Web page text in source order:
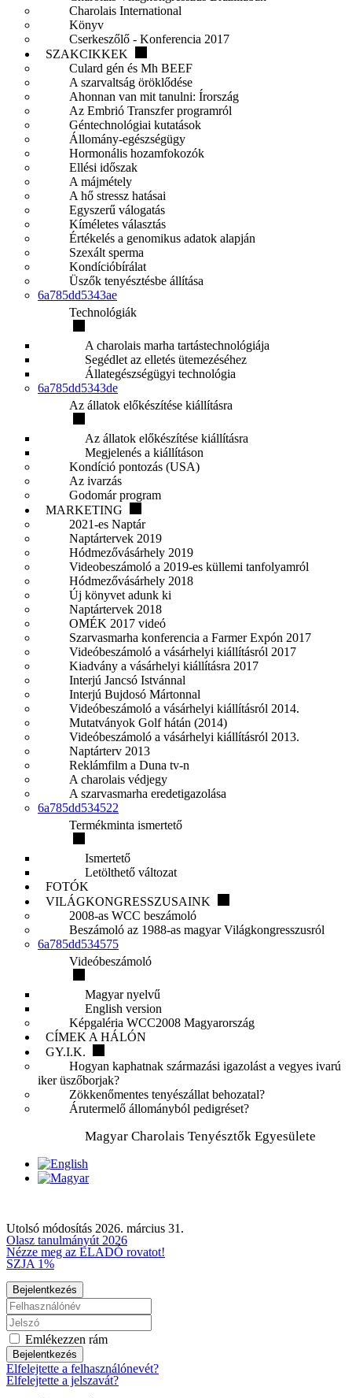
Charolais International
Könyv
Cserkeszőlő - Konferencia 2017
SZAKCIKKEK
Culard gén és Mh BEEF
A szarvaltság öröklődése
Ahonnan van mit tanulni: Írország
Az Embrió Transzfer programról
Géntechnológiai kutatások
Állomány-egészségügy
Hormonális hozamfokozók
Ellési időszak
A májmétely
A hő stressz hatásai
Egyszerű válogatás
Kíméletes választás
Értékelés a genomikus adatok alapján
Szexált sperma
Kondícióbírálat
Üszők tenyésztésbe állítása
6a785dd5343ae
Technológiák
A charolais marha tartástechnológiája
Segédlet az elletés ütemezéséhez
Állategészségügyi technológia
6a785dd5343de
Az állatok előkészítése kiállításra
Az állatok előkészítése kiállításra
Megjelenés a kiállításon
Kondíció pontozás (USA)
Az ivarzás
Godomár program
MARKETING
2021-es Naptár
Naptártervek 2019
Hódmezővásárhely 2019
Videobeszámoló a 2019-es küllemi tanfolyamról
Hódmezővásárhely 2018
Új könyvet adunk ki
Naptártervek 2018
OMÉK 2017 videó
Szarvasmarha konferencia a Farmer Expón 2017
Videóbeszámoló a vásárhelyi kiállításról 2017
Kiadvány a vásárhelyi kiállításra 2017
Interjú Jancsó Istvánnal
Interjú Bujdosó Mártonnal
Videóbeszámoló a vásárhelyi kiállításról 2014.
Mutatványok Golf hátán (2014)
Videóbeszámoló a vásárhelyi kiállításról 2013.
Naptárterv 2013
Reklámfilm a Duna tv-n
A charolais védjegy
A szarvasmarha eredetigazolása
6a785dd534522
Termékminta ismertető
Ismertető
Letölthető változat
FOTÓK
VILÁGKONGRESSZUSAINK
2008-as WCC beszámoló
Beszámoló az 1988-as magyar Világkongresszusról
6a785dd534575
Videóbeszámoló
Magyar nyelvű
English version
Képgaléria WCC2008 Magyarország
CÍMEK A HÁLÓN
GY.I.K.
Hogyan kaphatnak származási igazolást a vegyes ivarú
iker üszőborjak?
Zökkenőmentes tenyészállat behozatal?
Árutermelő állományból pedigréset?
Magyar Charolais Tenyésztők Egyesülete
Utolsó módosítás 2026. március 31.
Olasz tanulmányút 2026
Nézze meg az ELADÓ rovatot!
SZJA 1%
Bejelentkezés
Emlékezzen rám
Bejelentkezés
Elfelejtette a felhasználónevét?
Elfelejtette a jelszavát?